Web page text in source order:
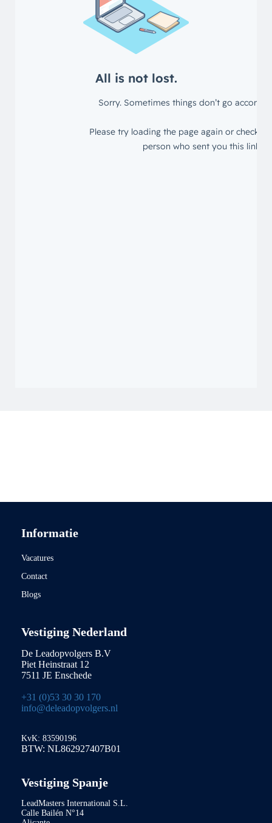
Informatie
Vacatures
Contact
Blogs
Vestiging Nederland
De Leadopvolgers B.V
Piet Heinstraat 12
7511 JE Enschede
+31 (0)53 30 30 170
info@deleadopvolgers.nl
KvK: 83590196
BTW: NL862927407B01
Vestiging Spanje
LeadMasters International S.L.
Calle Bailén N°14